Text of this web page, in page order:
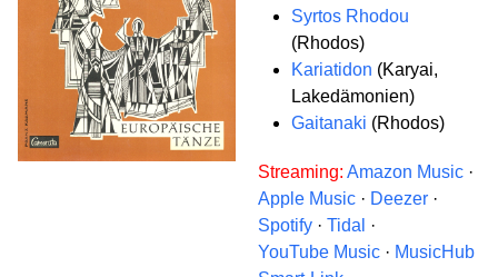
Syrtos Rhodou
(Rhodos)
Kariatidon (Karyai,
Lakedämonien)
Gaitanaki (Rhodos)
Streaming: Amazon Music ·
Apple Music · Deezer ·
Spotify · Tidal ·
YouTube Music · MusicHub